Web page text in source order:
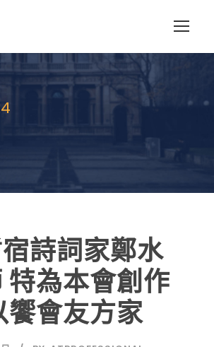
詩詞家鄭水
特為本會創作
饗會友方家